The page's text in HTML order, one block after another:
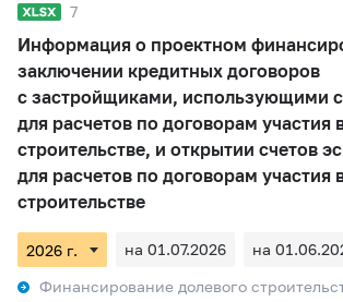
7
Информация о проектном
заключении кредитных договоров
с застройщиками, использующими
для расчетов по договорам участия
строительстве, и открытии счетов
для расчетов по договорам участия
строительстве
на 01.07.2026 на
Финансирование долевого